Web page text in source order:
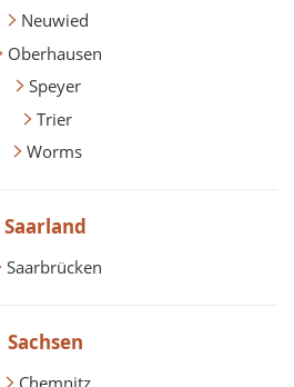
Neuwied
Oberhausen
Speyer
Trier
Worms
Saarland
Saarbrücken
Sachsen